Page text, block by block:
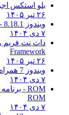
بلو استکس اجرای
ویندوز 8.18.1 - Microsoft Windows 8.1
دات نت فریم ورک
Framework
ویندوز 7 همراه آپدیت 7 SP1
ROM - برنامه نرو | ابزار رایت حرفه ای و